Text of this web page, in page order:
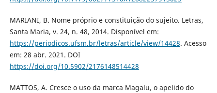
MARIANI, B. Nome próprio e constituição do sujeito. Letras,
Santa Maria, v. 24, n. 48, 2014. Disponível em:
https://periodicos.ufsm.br/letras/article/view/14428. Acesso
em: 28 abr. 2021. DOI
https://doi.org/10.5902/2176148514428
MATTOS, A. Cresce o uso da marca Magalu, o apelido do